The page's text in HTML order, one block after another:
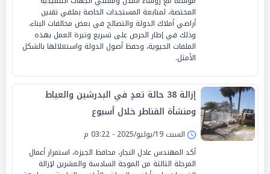
المختصة، لمتابعة المستجدات الخاصة بملفي تقنين
أراضي أملاك الدولة والتصالح في بعض مخالفات البناء،
وذلك في إطار الحرص على تسريع وتيرة العمل بهذه
الملفات الحيوية، وحفظ أصول الدولة واستغلالها بالشكل
الأمثل.
إزالة 38 حالة تعدٍ في البدرشين والعياط
ومنشأة القناطر خلال أسبوع
السبت 19/يوليو/2025 - 03:22 م
أكد المهندس عادل النجار، محافظ الجيزة، استمرار أعمال
المرحلة الثالثة من الموجة السادسة والعشرين لإزالة